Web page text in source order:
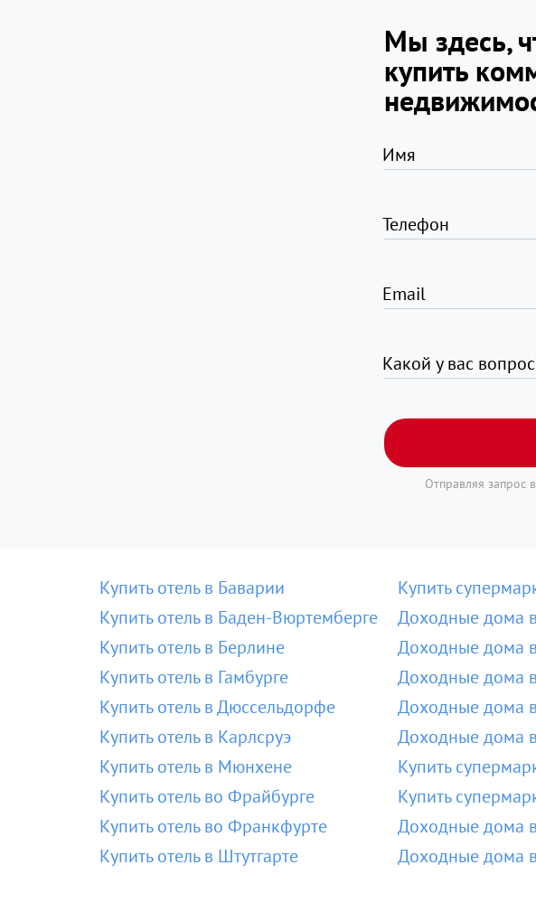
Мы здесь,
купить
Имя
Телефон
Email
Какой у вас
Отправляя запрос
Купить отель в Баварии
Купить отель в Баден-Вюртемберге
Купить отель в Берлине
Купить отель в Гамбурге
Купить отель в Дюссельдорфе
Купить отель в Карлсруэ
Купить отель в Мюнхене
Купить отель во Фрайбурге
Купить отель во Франкфурте
Купить отель в Штутгарте
Купить
Доходные дома
Доходные дома
Доходные дома
Доходные дома
Доходные дома
Купить
Купить
Доходные дома
Доходные дома